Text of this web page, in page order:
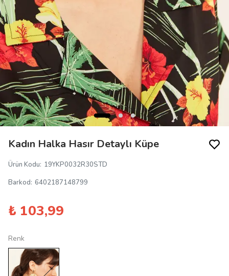
Kadın Halka Hasır Detaylı Küpe
Ürün Kodu: 19YKP0032R30STD
Barkod: 6402187148799
₺ 103,99
Renk